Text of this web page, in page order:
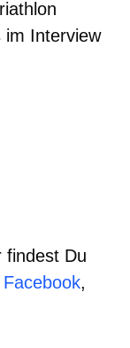
im Interview
findest Du
Facebook,